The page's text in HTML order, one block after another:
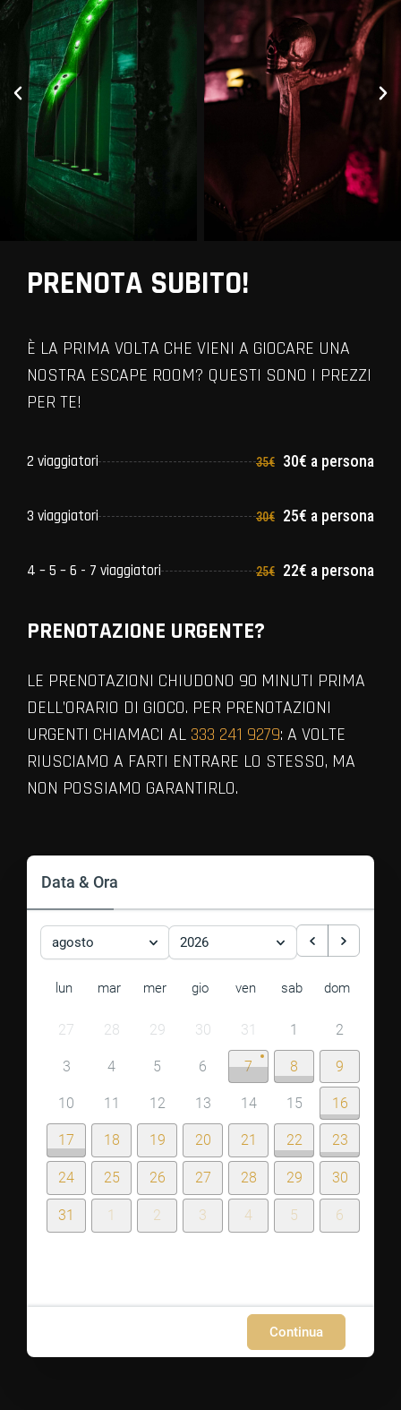
Data & Ora
agosto 2026
lun mar mer gio ven sab dom
27 28 29 30 31 1 2
3 4 5 6 7 8 9
10 11 12 13 14 15 16
17 18 19 20 21 22 23
24 25 26 27 28 29 30
31 1 2 3 4 5 6
Continua
PRENOTA SUBITO!
È LA PRIMA VOLTA CHE VIENI A GIOCARE UNA
NOSTRA ESCAPE ROOM? QUESTI SONO I PREZZI
PER TE!
2 viaggiatori 35€ 30€ a persona
3 viaggiatori 30€ 25€ a persona
4 – 5 – 6 - 7 viaggiatori 25€ 22€ a persona
PRENOTAZIONE URGENTE?
LE PRENOTAZIONI CHIUDONO 90 MINUTI PRIMA
DELL’ORARIO DI GIOCO. PER PRENOTAZIONI
URGENTI CHIAMACI AL 333 241 9279: A VOLTE
RIUSCIAMO A FARTI ENTRARE LO STESSO, MA
NON POSSIAMO GARANTIRLO.
VIEW ALL MEMBERS